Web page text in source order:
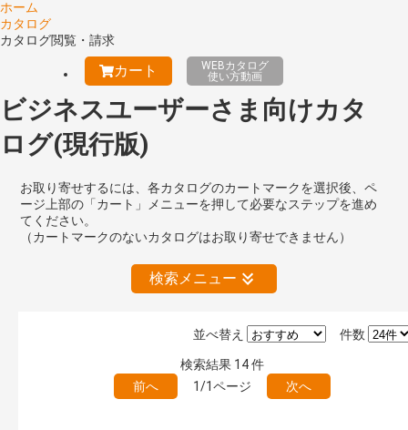
ホーム
カタログ
カタログ閲覧・請求
カート
WEBカタログ
使い方動画
ビジネスユーザーさま向けカタ
ログ(現行版)
お取り寄せするには、各カタログのカートマークを選択後、ペ
ージ上部の「カート」メニューを押して必要なステップを進め
てください。
（カートマークのないカタログはお取り寄せできません）
検索メニュー
絞り込みの解除
件数
並べ替え
検索結果 14件
前へ
1/1ページ 次へ